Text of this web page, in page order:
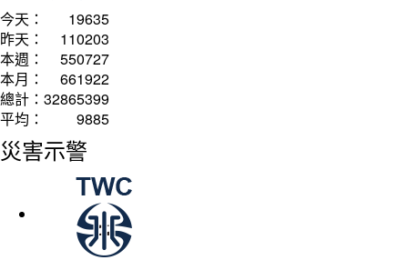
今天：
19635
昨天：
110203
本週：
550727
本月：
661922
總計： 32865399
平均：
9885
災害示警